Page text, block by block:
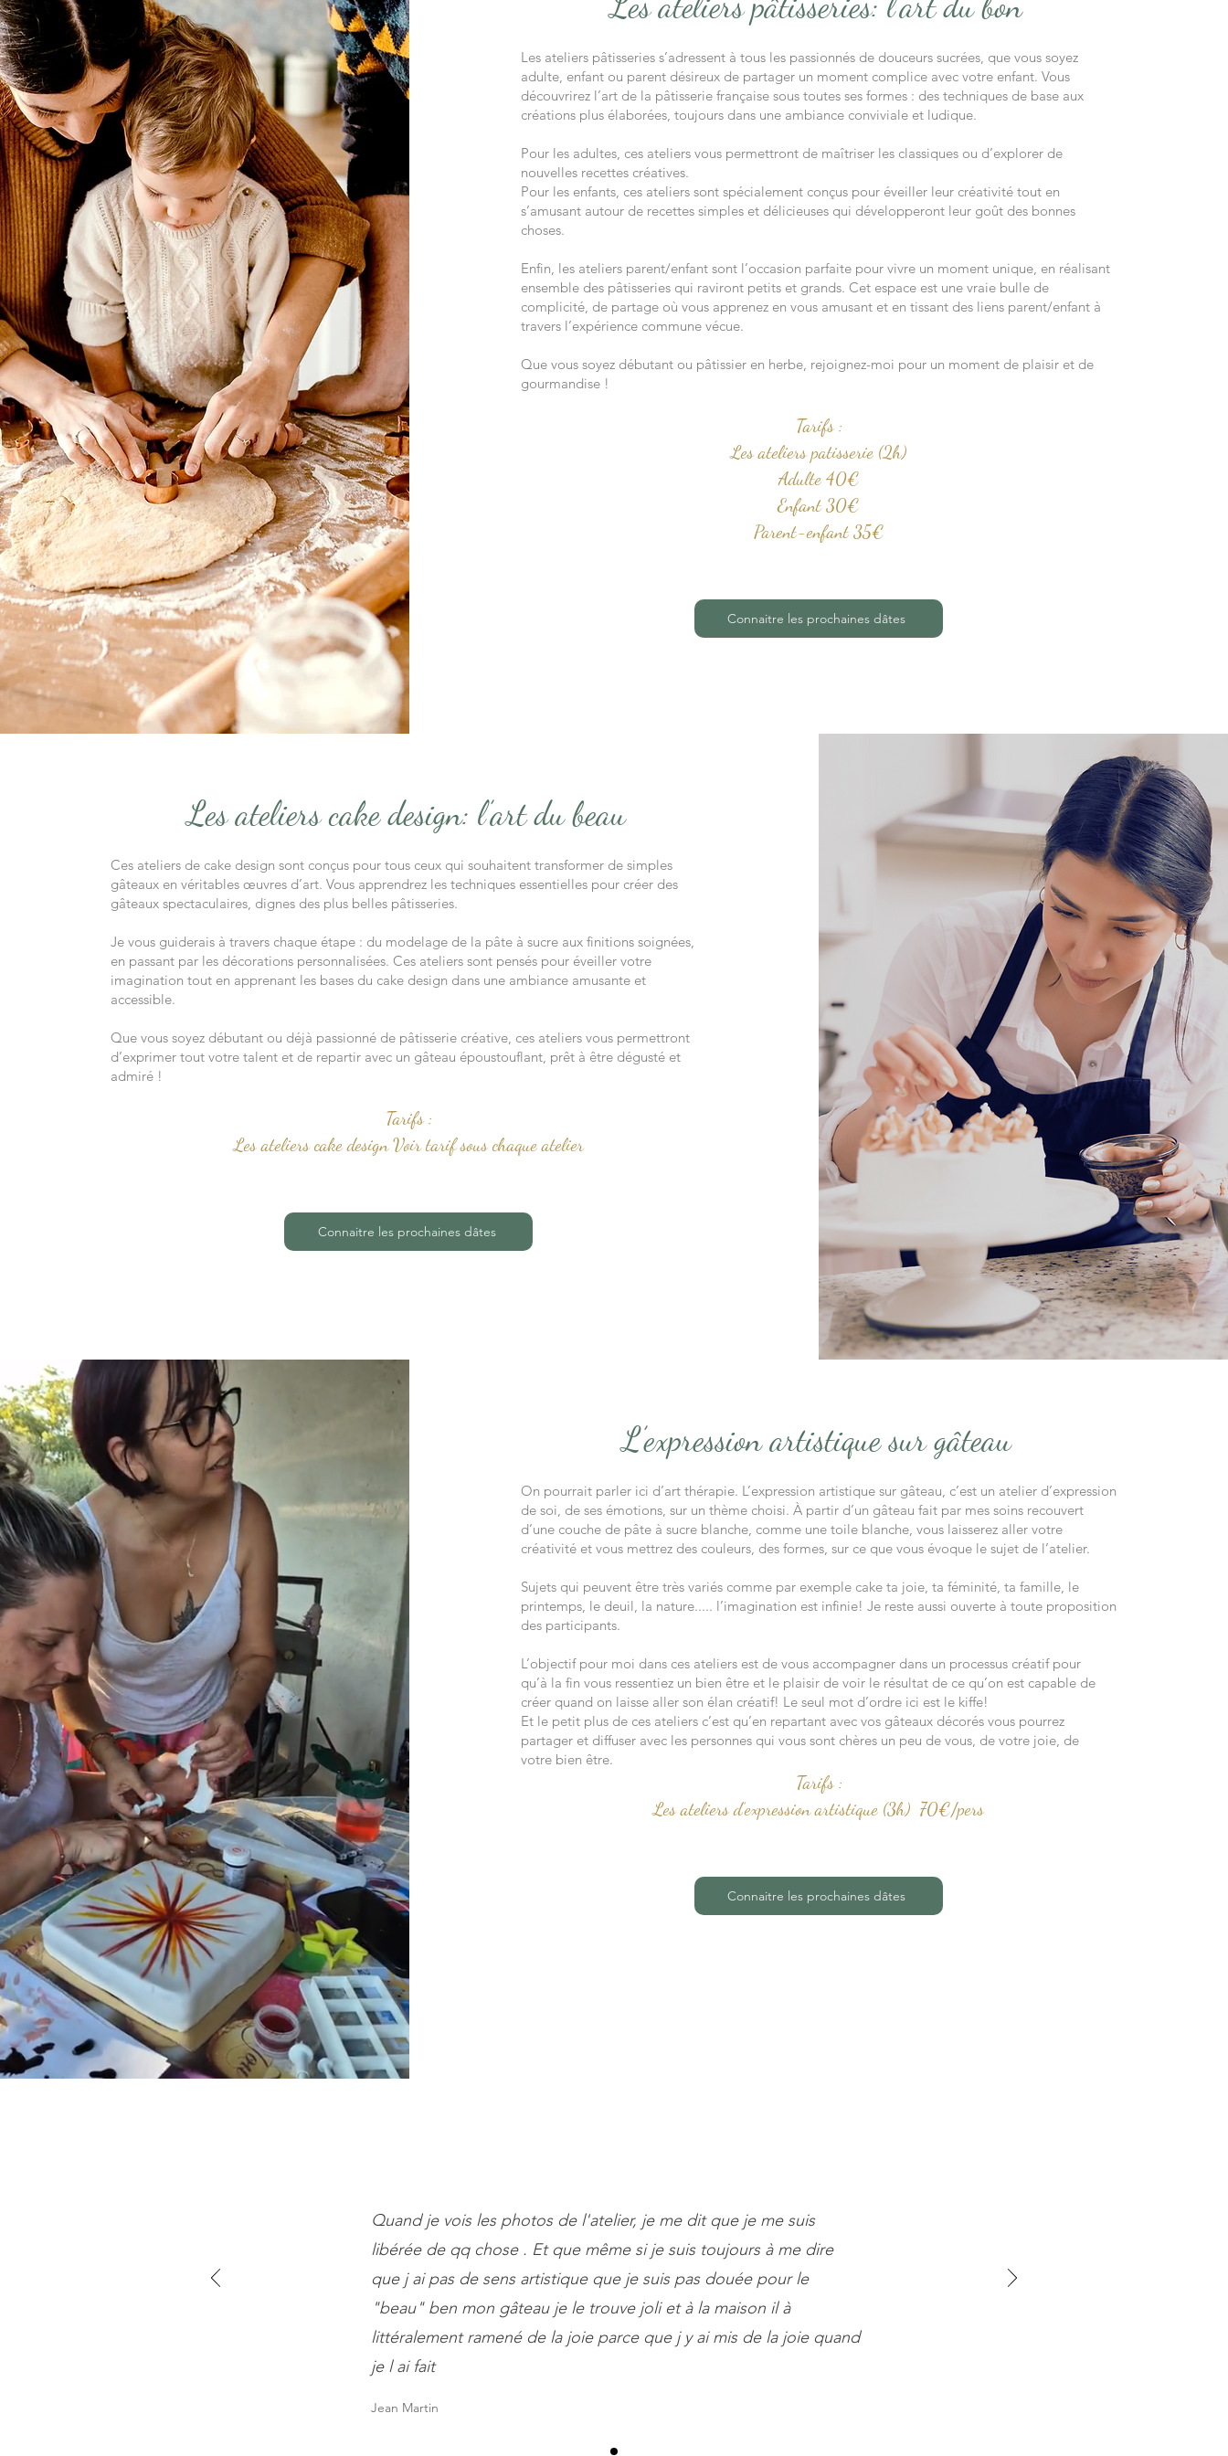
Les ateliers pâtisseries s’adressent à tous les passionnés de douceurs sucrées, que vous soyez
adulte, enfant ou parent désireux de partager un moment complice avec votre enfant. Vous
découvrirez l’art de la pâtisserie française sous toutes ses formes : des techniques de base aux
créations plus élaborées, toujours dans une ambiance conviviale et ludique.
Pour les adultes, ces ateliers vous permettront de maîtriser les classiques ou d’explorer de
nouvelles recettes créatives.
Pour les enfants, ces ateliers sont spécialement conçus pour éveiller leur créativité tout en
s’amusant autour de recettes simples et délicieuses qui développeront leur goût des bonnes
choses.
Enfin, les ateliers parent/enfant sont l’occasion parfaite pour vivre un moment unique, en réalisant
ensemble des pâtisseries qui raviront petits et grands. Cet espace est une vraie bulle de
complicité, de partage où vous apprenez en vous amusant et en tissant des liens parent/enfant à
travers l’expérience commune vécue.
Que vous soyez débutant ou pâtissier en herbe, rejoignez-moi pour un moment de plaisir et de
gourmandise !
Tarifs :
Les ateliers patisserie (2h)
Adulte 40€
Enfant 30€
Parent-enfant 35€
Connaitre les prochaines dâtes
Les ateliers cake design: l’art du beau
Ces ateliers de cake design sont conçus pour tous ceux qui souhaitent transformer de simples
gâteaux en véritables œuvres d’art. Vous apprendrez les techniques essentielles pour créer des
gâteaux spectaculaires, dignes des plus belles pâtisseries.
Je vous guiderais à travers chaque étape : du modelage de la pâte à sucre aux finitions soignées,
en passant par les décorations personnalisées. Ces ateliers sont pensés pour éveiller votre
imagination tout en apprenant les bases du cake design dans une ambiance amusante et
accessible.
Que vous soyez débutant ou déjà passionné de pâtisserie créative, ces ateliers vous permettront
d’exprimer tout votre talent et de repartir avec un gâteau époustouflant, prêt à être dégusté et
admiré !
Tarifs :
Les ateliers cake design Voir tarif sous chaque atelier
Connaitre les prochaines dâtes
L’expression artistique sur gâteau
On pourrait parler ici d’art thérapie. L’expression artistique sur gâteau, c’est un atelier d’expression
de soi, de ses émotions, sur un thème choisi. À partir d’un gâteau fait par mes soins recouvert
d’une couche de pâte à sucre blanche, comme une toile blanche, vous laisserez aller votre
créativité et vous mettrez des couleurs, des formes, sur ce que vous évoque le sujet de l’atelier.
Sujets qui peuvent être très variés comme par exemple cake ta joie, ta féminité, ta famille, le
printemps, le deuil, la nature..... l’imagination est infinie! Je reste aussi ouverte à toute proposition
des participants.
L’objectif pour moi dans ces ateliers est de vous accompagner dans un processus créatif pour
qu’à la fin vous ressentiez un bien être et le plaisir de voir le résultat de ce qu’on est capable de
créer quand on laisse aller son élan créatif! Le seul mot d’ordre ici est le kiffe!
Et le petit plus de ces ateliers c’est qu’en repartant avec vos gâteaux décorés vous pourrez
partager et diffuser avec les personnes qui vous sont chères un peu de vous, de votre joie, de
votre bien être.
Tarifs :
Les ateliers d’expression artistique (3h) 70€/pers
Connaitre les prochaines dâtes
Quand je vois les photos de l'atelier, je me dit que je me suis
libérée de qq chose . Et que même si je suis toujours à me dire
que j ai pas de sens artistique que je suis pas douée pour le
"beau" ben mon gâteau je le trouve joli et à la maison il à
littéralement ramené de la joie parce que j y ai mis de la joie quand
je l ai fait
Jean Martin